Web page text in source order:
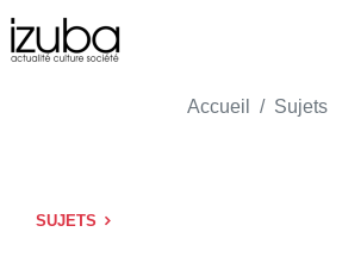
Accueil Sujets
SUJETS